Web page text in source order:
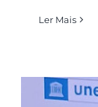
Ler Mais